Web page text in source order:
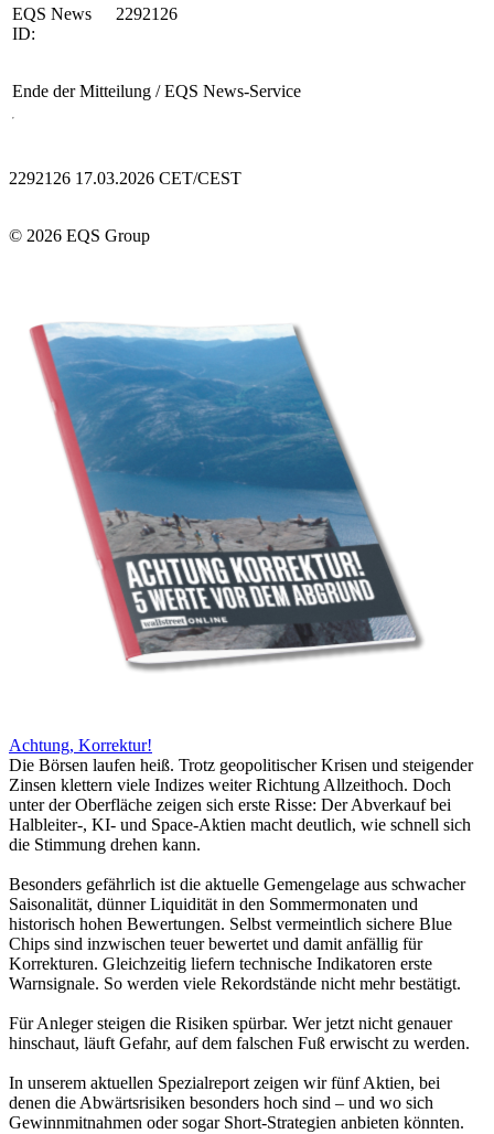
EQS News
ID:
2292126
Ende der Mitteilung / EQS News-Service
2292126 17.03.2026 CET/CEST
© 2026 EQS Group
Achtung, Korrektur!
Die Börsen laufen heiß. Trotz geopolitischer Krisen und steigender
Zinsen klettern viele Indizes weiter Richtung Allzeithoch. Doch
unter der Oberfläche zeigen sich erste Risse: Der Abverkauf bei
Halbleiter-, KI- und Space-Aktien macht deutlich, wie schnell sich
die Stimmung drehen kann.
Besonders gefährlich ist die aktuelle Gemengelage aus schwacher
Saisonalität, dünner Liquidität in den Sommermonaten und
historisch hohen Bewertungen. Selbst vermeintlich sichere Blue
Chips sind inzwischen teuer bewertet und damit anfällig für
Korrekturen. Gleichzeitig liefern technische Indikatoren erste
Warnsignale. So werden viele Rekordstände nicht mehr bestätigt.
Für Anleger steigen die Risiken spürbar. Wer jetzt nicht genauer
hinschaut, läuft Gefahr, auf dem falschen Fuß erwischt zu werden.
In unserem aktuellen Spezialreport zeigen wir fünf Aktien, bei
denen die Abwärtsrisiken besonders hoch sind – und wo sich
Gewinnmitnahmen oder sogar Short-Strategien anbieten könnten.